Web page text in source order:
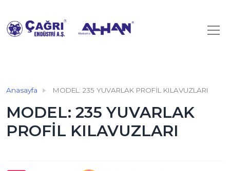
Anasayfa MODEL: 235 YUVARLAK PROFİL KILAVUZLARI
MODEL: 235 YUVARLAK
PROFİL KILAVUZLARI